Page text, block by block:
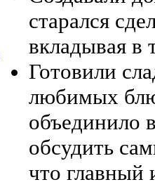
старался
вкладывая в
Готовили
любимых
объединило
обсудить
что главный